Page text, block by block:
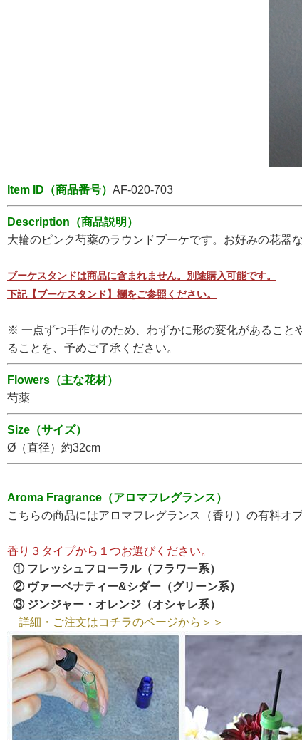
Item ID（商品番号） AF-020-703
Description（商品説明）
大輪のピンク芍薬のラウンドブーケです。お好みの花器
ブーケスタンドは商品に含まれません。別途購入可能です。
下記【ブーケスタンド】欄をご参照ください。
※ 一点ずつ手作りのため、わずかに形の変化があること
ることを、予めご了承ください。
Flowers（主な花材）
芍薬
Size（サイズ）
Ø（直径） 約32cm
Aroma Fragrance（アロマフレグランス）
こちらの商品にはアロマフレグランス（香り）の有料オ
香り３タイプから１つお選びください。
① フレッシュフローラル（フラワー系）
② ヴァーベナティー&シダー（グリーン系）
③ ジンジャー・オレンジ（オシャレ系）
詳細・ご注文はコチラのページから＞＞